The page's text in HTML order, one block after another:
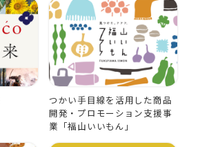
つかい手目線を活用した商品
開発・プロモーション支援事
業「福山いいもん」